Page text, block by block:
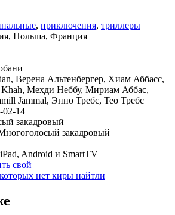
, приключения, триллеры
Польша, Франция
Верена Альтенбергер, Хиам Аббасс,
Khah, Мехди Неббу, Мириам Аббас,
Jammal, Энно Требс, Тео Требс
02-14
закадровый
закадровый
Android и SmartTV
свой
нет киры найтли